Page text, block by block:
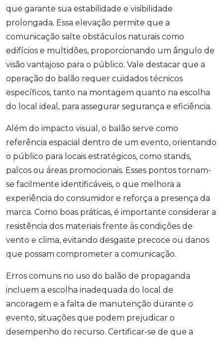
que garante sua estabilidade e visibilidade
prolongada. Essa elevação permite que a
comunicação salte obstáculos naturais como
edifícios e multidões, proporcionando um ângulo de
visão vantajoso para o público. Vale destacar que a
operação do balão requer cuidados técnicos
específicos, tanto na montagem quanto na escolha
do local ideal, para assegurar segurança e eficiência.
Além do impacto visual, o balão serve como
referência espacial dentro de um evento, orientando
o público para locais estratégicos, como stands,
palcos ou áreas promocionais. Esses pontos tornam-
se facilmente identificáveis, o que melhora a
experiência do consumidor e reforça a presença da
marca. Como boas práticas, é importante considerar a
resistência dos materiais frente às condições de
vento e clima, evitando desgaste precoce ou danos
que possam comprometer a comunicação.
Erros comuns no uso do balão de propaganda
incluem a escolha inadequada do local de
ancoragem e a falta de manutenção durante o
evento, situações que podem prejudicar o
desempenho do recurso. Certificar-se de que a